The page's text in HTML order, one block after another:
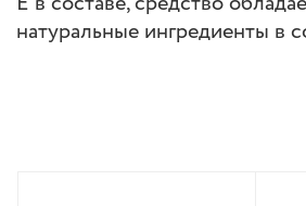
натуральные ингредиенты в